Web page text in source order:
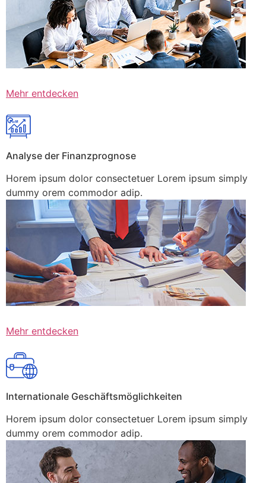
Mehr entdecken
Analyse der Finanzprognose
Horem ipsum dolor consectetuer Lorem ipsum simply
dummy orem commodor adip.
Mehr entdecken
Internationale Geschäftsmöglichkeiten
Horem ipsum dolor consectetuer Lorem ipsum simply
dummy orem commodor adip.